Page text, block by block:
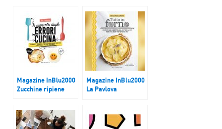
Magazine InBlu2000
Zucchine ripiene
Magazine InBlu2000
La Pavlova